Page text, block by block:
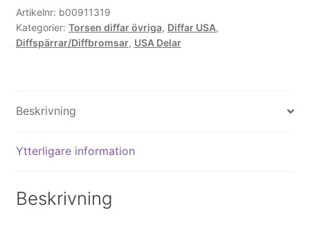
splines,
3,23+
mängd
Artikelnr: b00911319
Kategorier: Torsen diffar övriga, Diffar USA,
Diffspärrar/Diffbromsar, USA Delar
Beskrivning
Ytterligare information
Beskrivning